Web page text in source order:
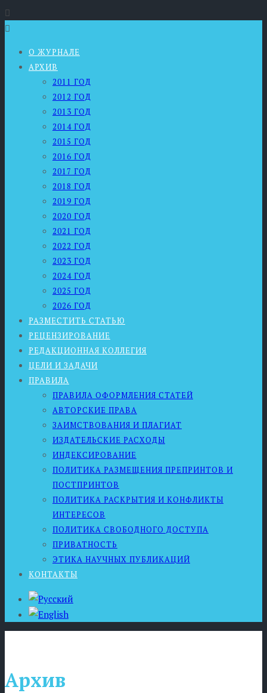
О ЖУРНАЛЕ
АРХИВ
2011 ГОД
2012 ГОД
2013 ГОД
2014 ГОД
2015 ГОД
2016 ГОД
2017 ГОД
2018 ГОД
2019 ГОД
2020 ГОД
2021 ГОД
2022 ГОД
2023 ГОД
2024 ГОД
2025 ГОД
2026 ГОД
РАЗМЕСТИТЬ СТАТЬЮ
РЕЦЕНЗИРОВАНИЕ
РЕДАКЦИОННАЯ КОЛЛЕГИЯ
ЦЕЛИ И ЗАДАЧИ
ПРАВИЛА
ПРАВИЛА ОФОРМЛЕНИЯ СТАТЕЙ
АВТОРСКИЕ ПРАВА
ЗАИМСТВОВАНИЯ И ПЛАГИАТ
ИЗДАТЕЛЬСКИЕ РАСХОДЫ
ИНДЕКСИРОВАНИЕ
ПОЛИТИКА РАЗМЕЩЕНИЯ ПРЕПРИНТОВ И
ПОСТПРИНТОВ
ПОЛИТИКА РАСКРЫТИЯ И КОНФЛИКТЫ
ИНТЕРЕСОВ
ПОЛИТИКА СВОБОДНОГО ДОСТУПА
ПРИВАТНОСТЬ
ЭТИКА НАУЧНЫХ ПУБЛИКАЦИЙ
КОНТАКТЫ
Архив